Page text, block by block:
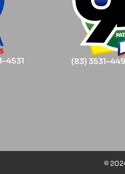
4531 (83) 3531-
©